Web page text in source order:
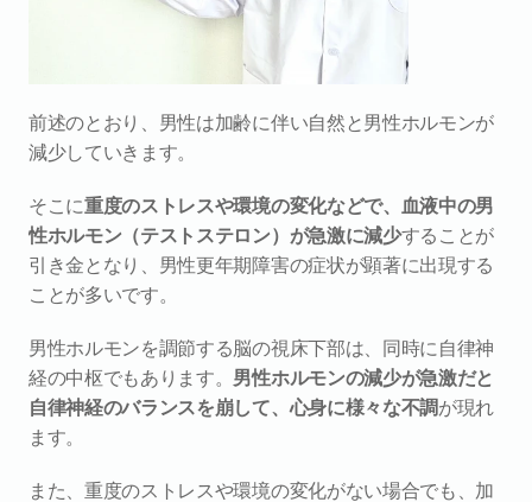
前述のとおり、男性は加齢に伴い自然と男性ホルモンが
減少していきます。
そこに重度のストレスや環境の変化などで、血液中の男
性ホルモン（テストステロン）が急激に減少することが
引き金となり、男性更年期障害の症状が顕著に出現する
ことが多いです。
男性ホルモンを調節する脳の視床下部は、同時に自律神
経の中枢でもあります。 男性ホルモンの減少が急激だと
自律神経のバランスを崩して、心身に様々な不調が現れ
ます。
また、重度のストレスや環境の変化がない場合でも、加